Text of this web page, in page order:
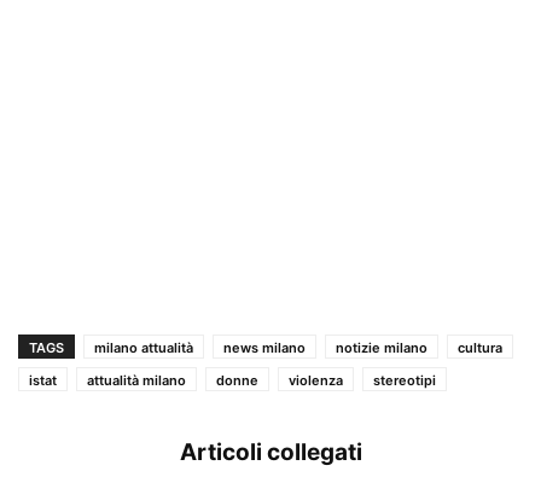
TAGS milano attualità news milano notizie milano
cultura
istat
attualità milano donne violenza stereotipi
Articoli collegati